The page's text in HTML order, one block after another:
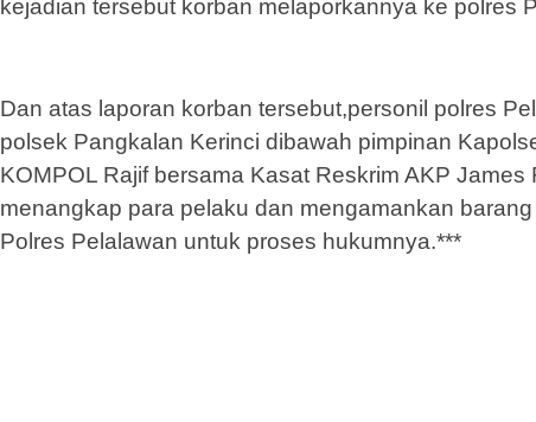
kejadian tersebut korban melaporkannya ke polres
Dan atas laporan korban tersebut,personil polres
polsek Pangkalan Kerinci dibawah pimpinan
KOMPOL Rajif bersama Kasat Reskrim AKP
menangkap para pelaku dan mengamankan
Polres Pelalawan untuk proses hukumnya.***